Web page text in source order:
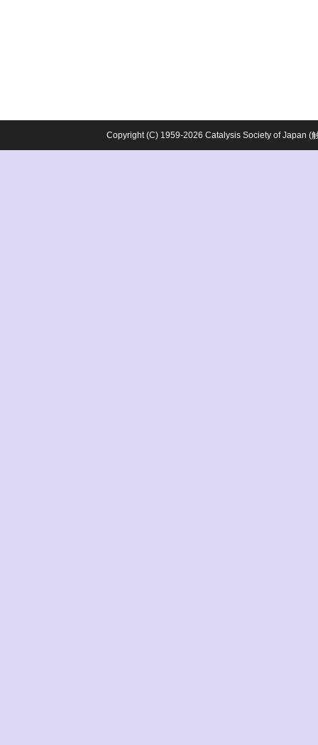
Copyright (C) 1959-2026 Catalysis Society of Japan (